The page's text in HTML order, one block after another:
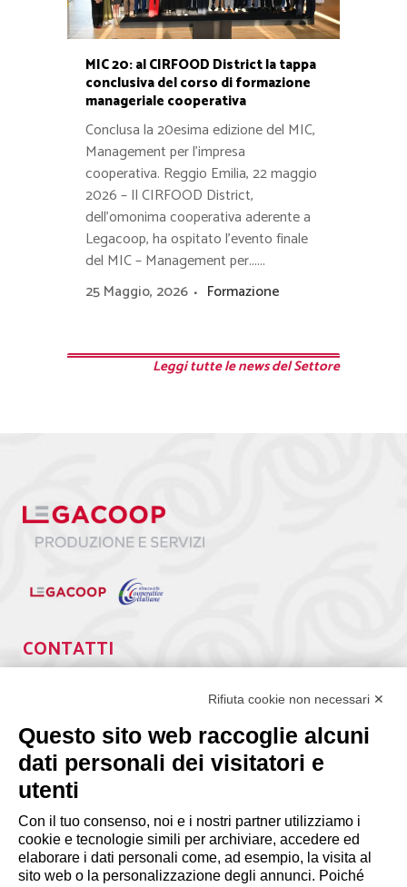
MIC 20: al CIRFOOD District la tappa
conclusiva del corso di formazione
manageriale cooperativa
Conclusa la 20esima edizione del MIC,
Management per l’impresa
cooperativa. Reggio Emilia, 22 maggio
2026 – Il CIRFOOD District,
dell’omonima cooperativa aderente a
Legacoop, ha ospitato l’evento finale
del MIC – Management per......
25 Maggio, 2026
Formazione
Leggi tutte le news del Settore
CONTATTI
segreteria@lps.coop
INFORMAZIONI
Rifiuta cookie non necessari ✕
Questo sito web raccoglie alcuni
dati personali dei visitatori e
utenti
Con il tuo consenso, noi e i nostri partner utilizziamo i
cookie e tecnologie simili per archiviare, accedere ed
elaborare i dati personali come, ad esempio, la visita al
sito web o la personalizzazione degli annunci. Poiché